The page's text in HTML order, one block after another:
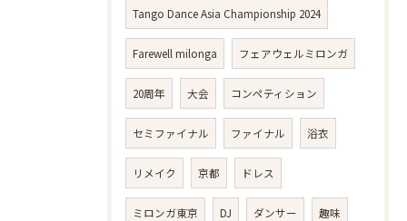
Tango Dance Asia Championship 2024
Farewell milonga フェアウェルミロンガ
20周年 大会 コンペティション
セミファイナル ファイナル 浴衣
リメイク 京都 ドレス
ミロンガ東京 DJ ダンサー 趣味